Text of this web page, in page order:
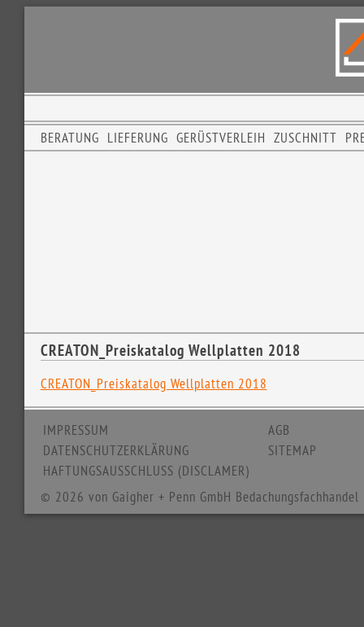
ZUSCHNITT
GERÜSTVERLEIH
LIEFERUNG
BERATUNG
CREATON_Preiskatalog Wellplatten 2018
CREATON_Preiskatalog Wellplatten 2018
IMPRESSUM
DATENSCHUTZERKLÄRUNG
HAFTUNGSAUSSCHLUSS (DISCLAMER)
AGB
SITEMAP
© 2026 von Gaigher + Penn GmbH Bedachungsfachhandel